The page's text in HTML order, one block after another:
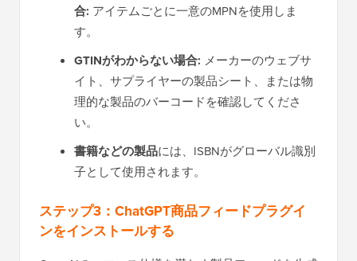
合: アイテムごとに一意のMPNを使用しま
す。
GTINがわからない場合: メーカーのウェブサ
イト、サプライヤーの製品シート、または物
理的な製品のバーコードを確認してくださ
い。
書籍などの製品には、ISBNがグローバル識別
子として使用されます。
ステップ3：ChatGPT商品フィードプラグイ
ンをインストールする